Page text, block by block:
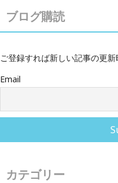
ブログ購読
ご登録すれば新しい記事の更
Email
カテゴリー